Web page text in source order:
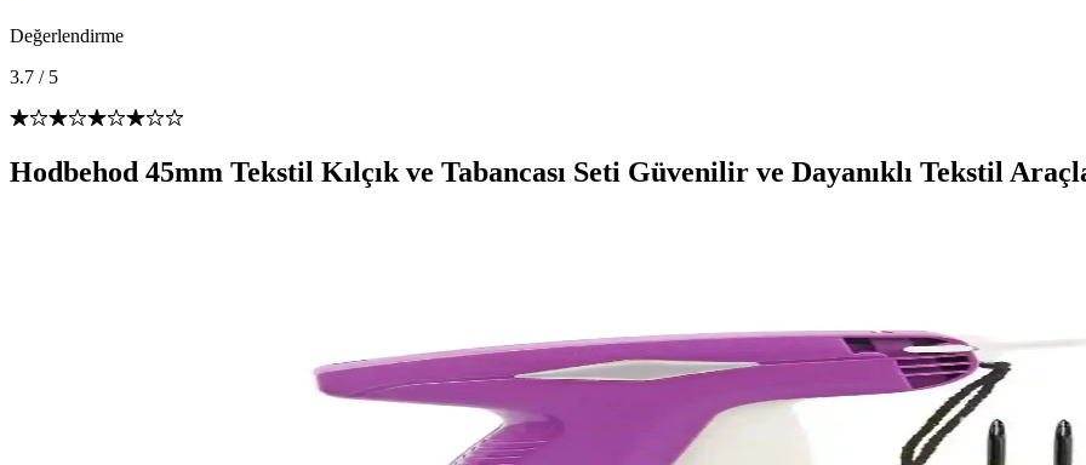
Değerlendirme
3.7 / 5
Hodbehod 45mm Tekstil Kılçık ve Tabancası Seti Güvenilir ve Dayanıklı Tekstil